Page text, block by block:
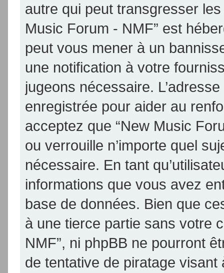
autre qui peut transgresser
Music Forum - NMF” est
peut vous mener à un
une notification à votre
jugeons nécessaire.
enregistrée pour aider au
acceptez que “New Music
ou verrouille n’importe quel
nécessaire. En tant
informations que vous avez
base de données. Bien que
à une tierce partie sans votre
NMF”, ni phpBB ne pourront
de tentative de piratage